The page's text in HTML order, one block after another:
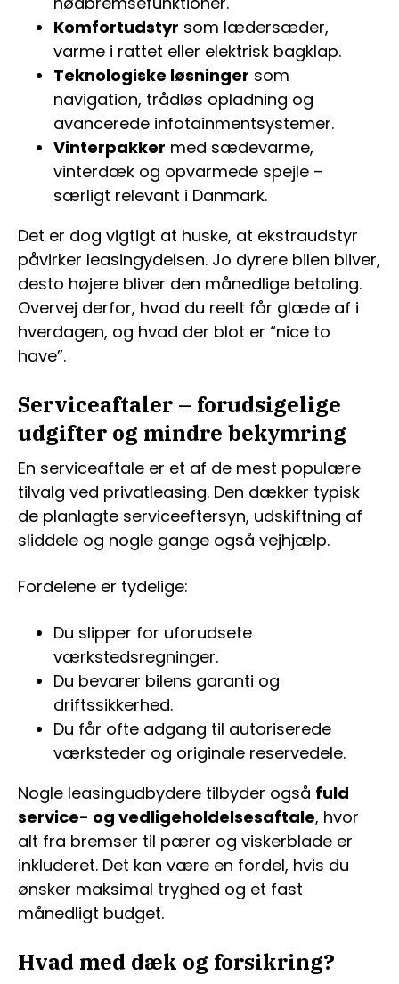
Komfortudstyr som lædersæder,
varme i rattet eller elektrisk bagklap.
Teknologiske løsninger som
navigation, trådløs opladning og
avancerede infotainmentsystemer.
Vinterpakker med sædevarme,
vinterdæk og opvarmede spejle –
særligt relevant i Danmark.
Det er dog vigtigt at huske, at ekstraudstyr
påvirker leasingydelsen. Jo dyrere bilen bliver,
desto højere bliver den månedlige betaling.
Overvej derfor, hvad du reelt får glæde af i
hverdagen, og hvad der blot er “nice to
have”.
Serviceaftaler – forudsigelige
udgifter og mindre bekymring
En serviceaftale er et af de mest populære
tilvalg ved privatleasing. Den dækker typisk
de planlagte serviceeftersyn, udskiftning af
sliddele og nogle gange også vejhjælp.
Fordelene er tydelige:
Du slipper for uforudsete
værkstedsregninger.
Du bevarer bilens garanti og
driftssikkerhed.
Du får ofte adgang til autoriserede
værksteder og originale reservedele.
Nogle leasingudbydere tilbyder også fuld
service- og vedligeholdelsesaftale, hvor
alt fra bremser til pærer og viskerblade er
inkluderet. Det kan være en fordel, hvis du
ønsker maksimal tryghed og et fast
månedligt budget.
Hvad med dæk og forsikring?